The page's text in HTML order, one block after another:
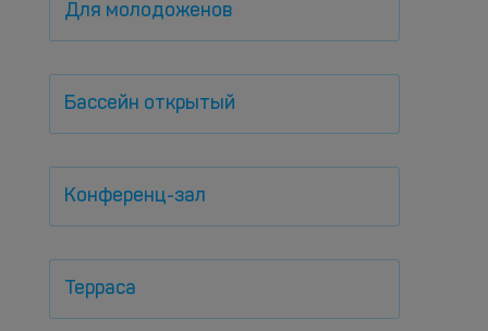
Для молодоженов
Бассейн открытый
Конференц-зал
Терраса